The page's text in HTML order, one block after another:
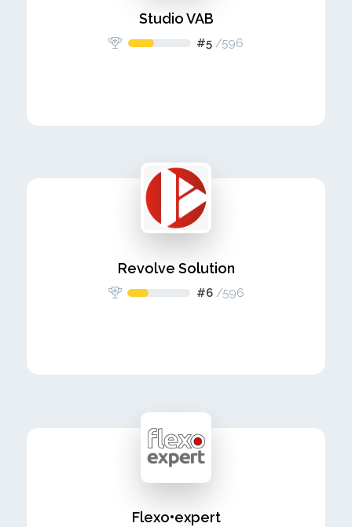
Studio VAB
#5 /596
Revolve Solution
#6/596
Flexo•expert